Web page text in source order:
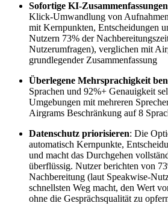
Sofortige KI-
Klick-Umwandlung von
mit Kernpunkten, Entscheidungen
Nutzern 73% der
Nutzerumfragen), verglichen mit
grundlegender Zusammenfassung
Überlegene Mehrsprachigkeit
Sprachen und 92%+ Genauigkeit
Umgebungen mit mehreren
Airgrams Beschränkung auf 8
Datenschutz priorisieren: Die
automatisch Kernpunkte,
und macht das Durchgehen
überflüssig. Nutzer berichten von
Nachbereitung (laut Speakwise-
schnellsten Weg macht, den Wert
ohne die Gesprächsqualität zu